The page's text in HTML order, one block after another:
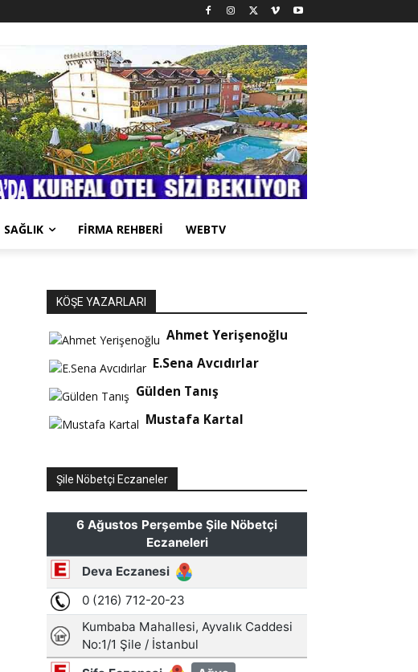
SAĞLIK FİRMA REHBERİ WEBTV
KÖŞE YAZARLARI
Ahmet Yerişenoğlu
E.Sena Avcıdırlar
Gülden Tanış
Mustafa Kartal
Şile Nöbetçi Eczaneler